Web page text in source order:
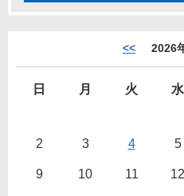
<< 2026
日 月 火 水
2 3 4 5
9 10 11 12